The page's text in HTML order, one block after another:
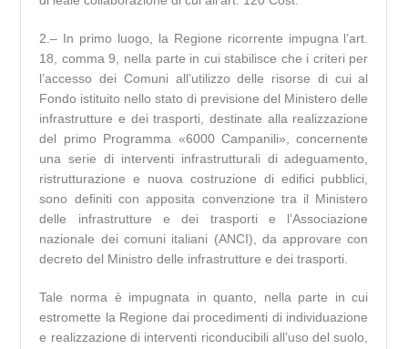
2.– In primo luogo, la Regione ricorrente impugna l’art.
18, comma 9, nella parte in cui stabilisce che i criteri per
l’accesso dei Comuni all’utilizzo delle risorse di cui al
Fondo istituito nello stato di previsione del Ministero delle
infrastrutture e dei trasporti, destinate alla realizzazione
del primo Programma «6000 Campanili», concernente
una serie di interventi infrastrutturali di adeguamento,
ristrutturazione e nuova costruzione di edifici pubblici,
sono definiti con apposita convenzione tra il Ministero
delle infrastrutture e dei trasporti e l’Associazione
nazionale dei comuni italiani (ANCI), da approvare con
decreto del Ministro delle infrastrutture e dei trasporti.
Tale norma è impugnata in quanto, nella parte in cui
estromette la Regione dai procedimenti di individuazione
e realizzazione di interventi riconducibili all’uso del suolo,